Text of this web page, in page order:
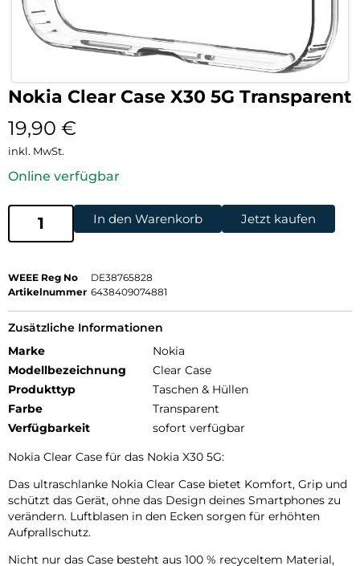
Nokia Clear Case X30 5G Transparent
19,90 €
inkl. MwSt.
Online verfügbar
In den Warenkorb Jetzt kaufen
WEEE Reg No
DE38765828
Artikelnummer 6438409074881
Zusätzliche Informationen
Marke
Nokia
Modellbezeichnung
Clear Case
Produkttyp
Taschen & Hüllen
Farbe
Transparent
Verfügbarkeit
sofort verfügbar
Nokia Clear Case für das Nokia X30 5G:
Das ultraschlanke Nokia Clear Case bietet Komfort, Grip und
schützt das Gerät, ohne das Design deines Smartphones zu
verändern. Luftblasen in den Ecken sorgen für erhöhten
Aufprallschutz.
Nicht nur das Case besteht aus 100 % recyceltem Material,